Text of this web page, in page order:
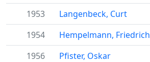
1953
Langenbeck, Curt
1954
Hempelmann, Friedrich
1956
Pfister, Oskar